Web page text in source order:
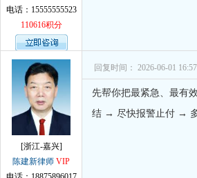
电话：15555555523
110616积分
[浙江-嘉兴]
陈建新律师 VIP
回复时间： 2026-06-01 16:57
先帮你把最紧急、最有
结 → 尽快报警止付 →